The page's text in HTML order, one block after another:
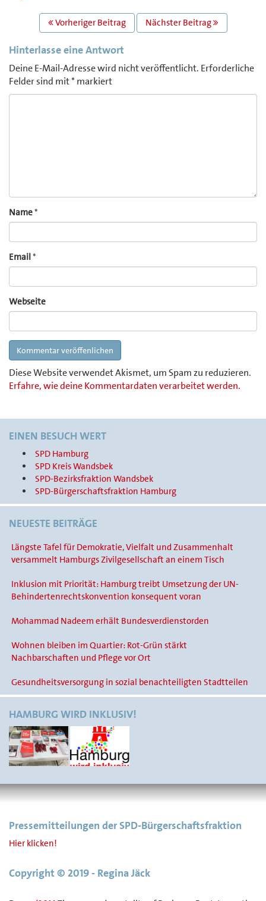
BEITRAGS
NAVIGATION
Vorheriger Beitrag Nächster Beitrag
Hinterlasse eine Antwort
Deine E-Mail-Adresse wird nicht veröffentlicht. Erforderliche
Felder sind mit* markiert
Comment
Name*
Email*
Webseite
Diese Website verwendet Akismet, um Spam zu reduzieren.
Erfahre, wie deine Kommentardaten verarbeitet werden.
EINEN BESUCH WERT
SPD Hamburg
SPD Kreis Wandsbek
SPD-Bezirksfraktion Wandsbek
SPD-Bürgerschaftsfraktion Hamburg
NEUESTE BEITRÄGE
Längste Tafel für Demokratie, Vielfalt und Zusammenhalt
versammelt Hamburgs Zivilgesellschaft an einem Tisch
Inklusion mit Priorität: Hamburg treibt Umsetzung der UN-
Behindertenrechtskonvention konsequent voran
Mohammad Nadeem erhält Bundesverdienstorden
Wohnen bleiben im Quartier: Rot-Grün stärkt
Nachbarschaften und Pflege vor Ort
Gesundheitsversorgung in sozial benachteiligten Stadtteilen
HAMBURG WIRD INKLUSIV!
Pressemitteilungen der SPD-Bürgerschaftsfraktion
Hier klicken!
Copyright © 2019 - Regina Jäck